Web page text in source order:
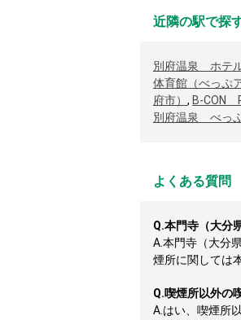
近隣の駅で探
別府温泉 ホテ
体育館（べっぷ
府市） , B-CON
別府温泉 べっ
よくある質問
Q.本門寺（大分
A.本門寺（大分
煙所に関しては
Q.喫煙所以外の
A. はい、喫煙所